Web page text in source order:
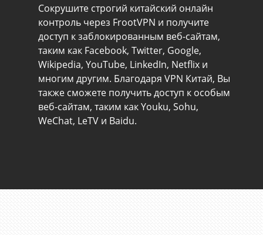
Сокрушите строгий китайский онлайн
контроль через FrootVPN и получите
доступ к заблокированным веб-сайтам,
таким как Facebook, Twitter, Google,
Wikipedia, YouTube, LinkedIn, Netflix и
многим другим. Благодаря VPN Китай, Вы
также сможете получить доступ к особым
веб-сайтам, таким как Youku, Sohu,
WeChat, LeTV и Baidu.